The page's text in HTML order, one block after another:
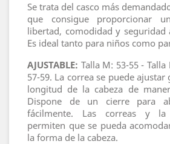
Se trata del casco más
que consigue proporcionar
libertad, comodidad y
Es ideal tanto para niños como
AJUSTABLE: Talla M: 53-55 - Talla
57-59. La correa se puede
longitud de la cabeza de
Dispone de un cierre para
fácilmente. Las correas y
permiten que se pueda
la forma de la cabeza.